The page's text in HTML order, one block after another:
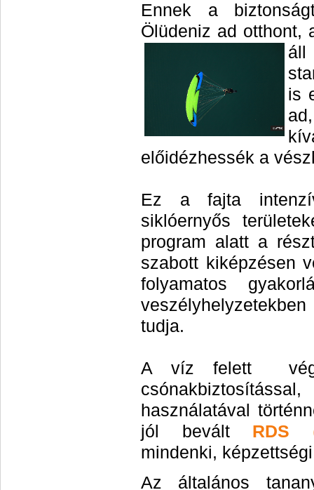
Ennek a
Ölüdeniz ad otthont,
áll
is
előidézhessék a
Ez a fajta
siklóernyős
program alatt a
szabott kiképzésen
folyamatos
tudja.
A víz felett
használatával
jól bevált RDS
mindenki,
Az általános